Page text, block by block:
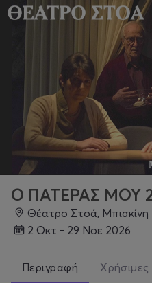
Ο ΠΑΤΕΡΑΣ ΜΟΥ
Θέατρο Στοά,
2 Οκτ - 29 Νοε 2026
Περιγραφή